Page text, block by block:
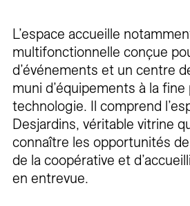
L’espace accueille
multifonctionnelle conçue
d’événements et un centre
muni d’équipements à la fine
technologie. Il comprend
Desjardins, véritable vitrine
connaître les opportunités
de la coopérative et
en entrevue.